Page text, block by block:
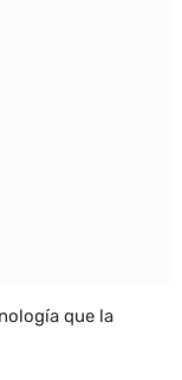
que la